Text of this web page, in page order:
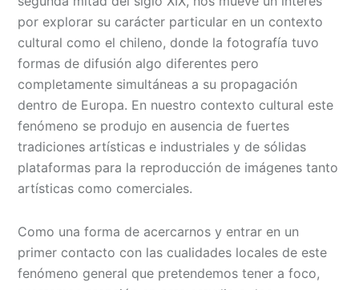
por explorar su carácter particular en un contexto
cultural como el chileno, donde la fotografía tuvo
formas de difusión algo diferentes pero
completamente simultáneas a su propagación
dentro de Europa. En nuestro contexto cultural este
fenómeno se produjo en ausencia de fuertes
tradiciones artísticas e industriales y de sólidas
plataformas para la reproducción de imágenes tanto
artísticas como comerciales.
Como una forma de acercarnos y entrar en un
primer contacto con las cualidades locales de este
fenómeno general que pretendemos tener a foco,